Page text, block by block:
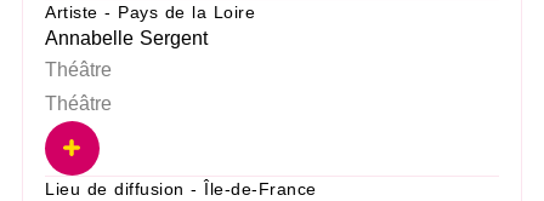
Artiste - Pays de la Loire
Annabelle Sergent
Théâtre
Théâtre
Lieu de diffusion - Île-de-France